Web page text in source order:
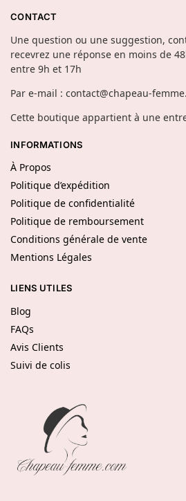
CONTACT
Une question ou une suggestion,
recevrez une réponse en moins de
entre 9h et 17h
Par e-mail : contact@chapeau-
Cette boutique appartient à une
INFORMATIONS
À Propos
Politique d’expédition
Politique de confidentialité
Politique de remboursement
Conditions générale de vente
Mentions Légales
LIENS UTILES
Blog
FAQs
Avis Clients
Suivi de colis